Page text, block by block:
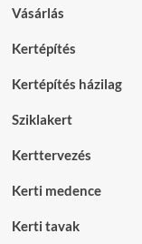
Vásárlás
Kertépítés
Kertépítés házilag
Sziklakert
Kerttervezés
Kerti medence
Kerti tavak